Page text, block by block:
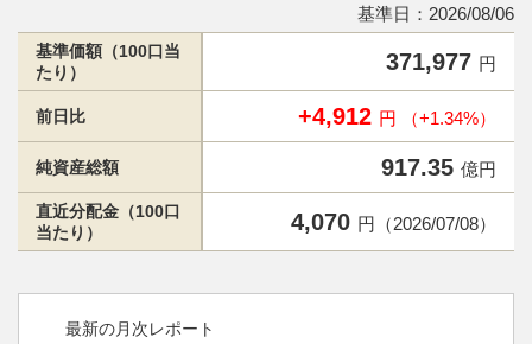
基準日：2026/08/06
基準価額（100口当
たり）
371,977 円
前日比 +4,912 円 （+1.34%）
純資産総額 917.35 億円
直近分配金（100口
当たり）
4,070 円（2026/07/08）
最新の月次レポート